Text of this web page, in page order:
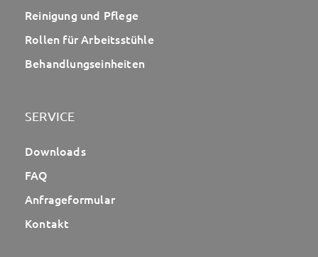
Reinigung und Pflege
Rollen für Arbeitsstühle
Behandlungseinheiten
SERVICE
Downloads
FAQ
Anfrageformular
Kontakt